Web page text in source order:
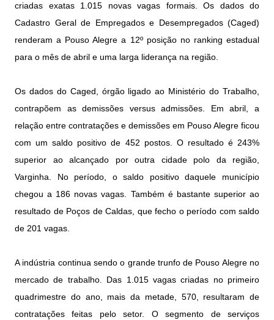
criadas exatas 1.015 novas vagas formais. Os dados do
Cadastro Geral de Empregados e Desempregados (Caged)
renderam a Pouso Alegre a 12º posição no ranking estadual
para o mês de abril e uma larga liderança na região.
Os dados do Caged, órgão ligado ao Ministério do Trabalho,
contrapõem as demissões versus admissões. Em abril, a
relação entre contratações e demissões em Pouso Alegre ficou
com um saldo positivo de 452 postos. O resultado é 243%
superior ao alcançado por outra cidade polo da região,
Varginha. No período, o saldo positivo daquele município
chegou a 186 novas vagas. Também é bastante superior ao
resultado de Poços de Caldas, que fecho o período com saldo
de 201 vagas.
A indústria continua sendo o grande trunfo de Pouso Alegre no
mercado de trabalho. Das 1.015 vagas criadas no primeiro
quadrimestre do ano, mais da metade, 570, resultaram de
contratações feitas pelo setor. O segmento de serviços